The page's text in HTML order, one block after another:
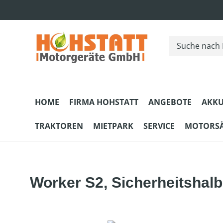
HOME FIRMA HOHSTATT ANGEBOTE
TRAKTOREN MIETPARK SERVICE
Worker S2,